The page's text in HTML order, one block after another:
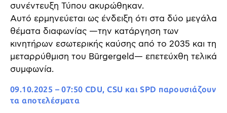
συνέντευξη Τύπου ακυρώθηκαν.
Αυτό ερμηνεύεται ως ένδειξη ότι στα δύο μεγάλα
θέματα διαφωνίας —την κατάργηση των
κινητήρων εσωτερικής καύσης από το 2035 και τη
μεταρρύθμιση του Bürgergeld— επετεύχθη τελικά
συμφωνία.
09.10.2025 – 07:50 CDU, CSU και SPD παρουσιάζουν
τα αποτελέσματα